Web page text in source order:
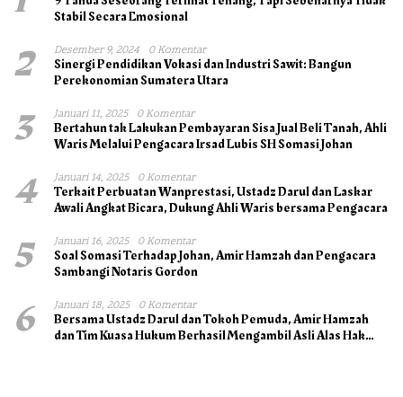
Stabil Secara Emosional
2 Desember 9, 2024 0 Komentar
Sinergi Pendidikan Vokasi dan Industri Sawit: Bangun
Perekonomian Sumatera Utara
3 Januari 11, 2025 0 Komentar
Bertahun tak Lakukan Pembayaran Sisa Jual Beli Tanah, Ahli
Waris Melalui Pengacara Irsad Lubis SH Somasi Johan
4 Januari 14, 2025 0 Komentar
Terkait Perbuatan Wanprestasi, Ustadz Darul dan Laskar
Awali Angkat Bicara, Dukung Ahli Waris bersama Pengacara
5 Januari 16, 2025 0 Komentar
Soal Somasi Terhadap Johan, Amir Hamzah dan Pengacara
Sambangi Notaris Gordon
6 Januari 18, 2025 0 Komentar
Bersama Ustadz Darul dan Tokoh Pemuda, Amir Hamzah
dan Tim Kuasa Hukum Berhasil Mengambil Asli Alas Hak